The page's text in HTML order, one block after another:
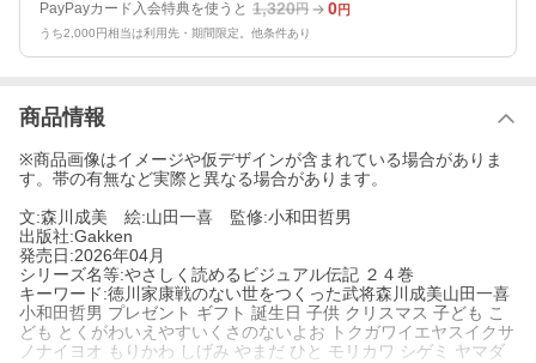
PayPayカード入会特典を使うと 1,320円 0円
うち2,000円相当は利用先・期間限定。他条件あり
商品情報
※商品画像はイメージや仮デザインが含まれている場合がありま
す。帯の有無など実際と異なる場合があります。
文:森川成美 絵:山田一喜 監修:小和田哲男
出版社:Gakken
発売日:2026年04月
シリーズ名等:やさしく読めるビジュアル伝記 ２４巻
キーワード:徳川家康戦のない世をつくった武将森川成美山田一喜
小和田哲男 プレゼント ギフト 誕生日 子供 クリスマス 子ども こ
ども とくがわいえやすいくさのないよお トクガワイエヤスイクサ
ノナイヨオ もりかわ しげみ やまだ ひと モリカワ シゲミ ヤマダ